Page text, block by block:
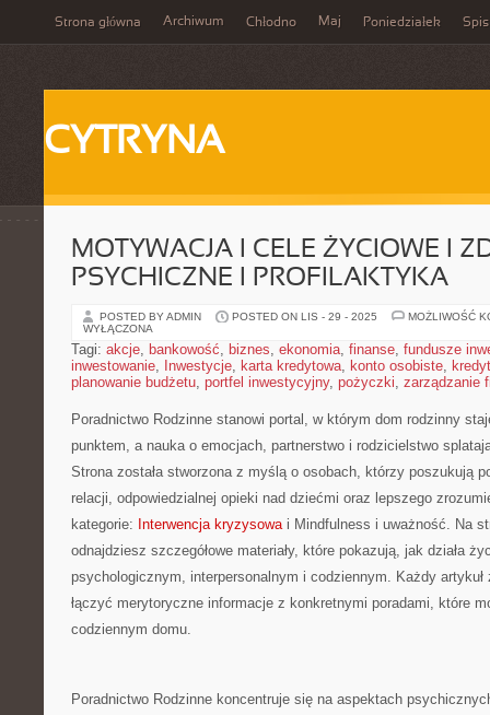
Strona główna Archiwum Chłodno Maj Poniedziałek Spis
CYTRYNA
MOTYWACJA I CELE ŻYCIOWE I
PSYCHICZNE I PROFILAKTYKA
POSTED BY ADMIN POSTED ON LIS - 29 - 2025
MOŻLIWOŚĆ
WYŁĄCZONA
Tagi: akcje, bankowość, biznes, ekonomia, finanse, fundusze
inwestowanie, Inwestycje, karta kredytowa, konto osobiste,
planowanie budżetu, portfel inwestycyjny, pożyczki, zarządzanie
Poradnictwo Rodzinne stanowi portal, w którym dom rodzinny
punktem, a nauka o emocjach, partnerstwo i rodzicielstwo
Strona została stworzona z myślą o osobach, którzy poszukują
relacji, odpowiedzialnej opieki nad dziećmi oraz lepszego
kategorie: Interwencja kryzysowai Mindfulness i uważność. Na
odnajdziesz szczegółowe materiały, które pokazują, jak działa
psychologicznym, interpersonalnym i codziennym. Każdy artykuł
łączyć merytoryczne informacje z konkretnymi poradami, które
codziennym domu.
Poradnictwo Rodzinne koncentruje się na aspektach